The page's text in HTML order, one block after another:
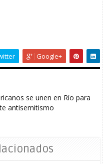
Google+
se unen en Río para
antisemitismo